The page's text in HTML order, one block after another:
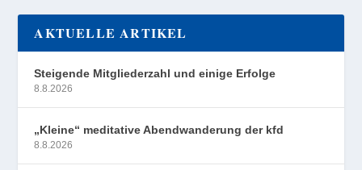
AKTUELLE ARTIKEL
Steigende Mitgliederzahl und einige Erfolge
8.8.2026
„Kleine“ meditative Abendwanderung der kfd
8.8.2026